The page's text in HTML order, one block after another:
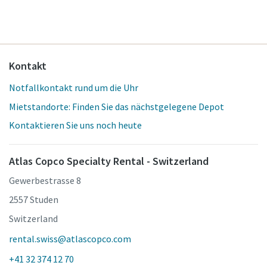
Kontakt
Notfallkontakt rund um die Uhr
Mietstandorte: Finden Sie das nächstgelegene Depot
Kontaktieren Sie uns noch heute
Atlas Copco Specialty Rental - Switzerland
Gewerbestrasse 8
2557 Studen
Switzerland
rental.swiss@atlascopco.com
+41 32 374 12 70